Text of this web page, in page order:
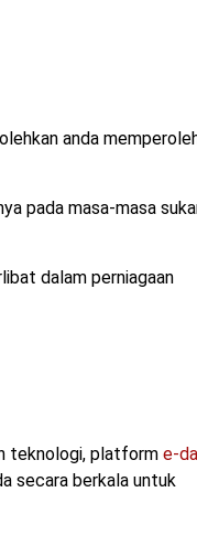
anda
pada masa-masa
dalam perniagaan
teknologi, platform e-
secara berkala untuk